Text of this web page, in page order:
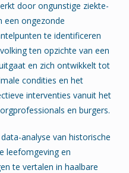
door ongunstige ziekte-
een ongezonde
te identificeren
ten opzichte van een
en zich ontwikkelt tot
condities en het
interventies vanuit het
en burgers.
analyse van historische
leefomgeving en
te vertalen in haalbare